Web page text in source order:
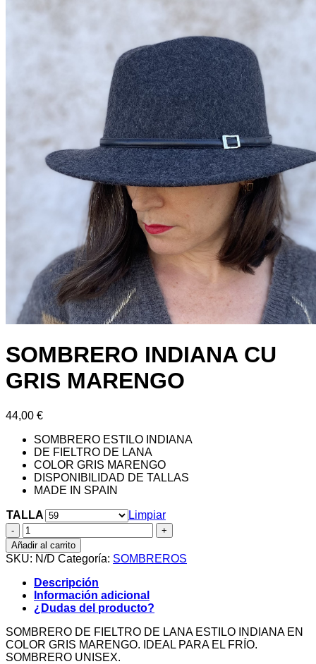
SOMBRERO INDIANA CU
GRIS MARENGO
44,00 €
SOMBRERO ESTILO INDIANA
DE FIELTRO DE LANA
COLOR GRIS MARENGO
DISPONIBILIDAD DE TALLAS
MADE IN SPAIN
TALLA
Limpiar
SOMBRERO
INDIANA
CU
GRIS
MARENGO
cantidad
Añadir al carrito
SKU: N/D Categoría: SOMBREROS
Descripción
Información adicional
¿Dudas del producto?
SOMBRERO DE FIELTRO DE LANA ESTILO INDIANA EN
COLOR GRIS MARENGO. IDEAL PARA EL FRÍO.
SOMBRERO UNISEX.